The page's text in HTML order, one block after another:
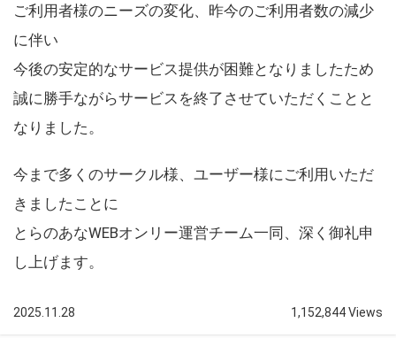
ご利用者様のニーズの変化、昨今のご利用者数の減少
に伴い
今後の安定的なサービス提供が困難となりましたため
誠に勝手ながらサービスを終了させていただくことと
なりました。
今まで多くのサークル様、ユーザー様にご利用いただ
きましたことに
とらのあなWEBオンリー運営チーム一同、深く御礼申
し上げます。
2025.11.28 1,152,844 Views